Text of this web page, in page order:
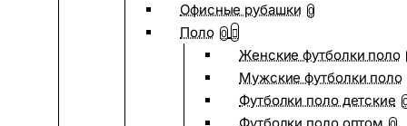
Офисные рубашки 0
Поло 0
Женские футболки поло
Мужские футболки поло
Футболки поло детские